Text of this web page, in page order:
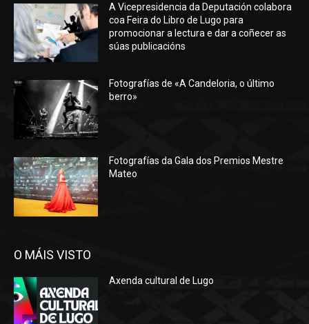
A Vicepresidencia da Deputación colabora
coa Feira do Libro de Lugo para
promocionar a lectura e dar a coñecer as
súas publicacións
Fotografías de «A Candeloria, o último
berro»
Fotografías da Gala dos Premios Mestre
Mateo
O MÁIS VISTO
Axenda cultural de Lugo